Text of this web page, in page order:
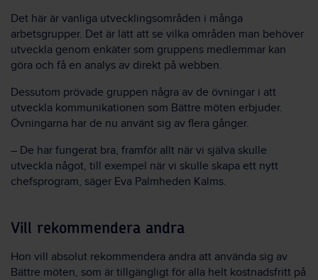
Det här är vanliga utvecklingsområden i många
arbetsgrupper. Det är lätt att se vilka områden man behöver
utveckla genom enkäter som gruppens medlemmar kan
göra och få en analys av direkt på webben.
Dessutom prövade gruppen några av de övningar i att
utveckla kommunikationen som Bättre möten erbjuder.
Övningarna har de nu använt sig av flera gånger.
– De har fungerat bra, framför allt när vi själva skulle
utveckla något, till exempel när vi skulle skapa ett nytt
chefsprogram, säger Eva Palmheden Kalms.
Vill rekommendera andra
Hon vill absolut rekommendera andra att använda sig av
Bättre möten, som är tillgängligt för alla helt kostnadsfritt på